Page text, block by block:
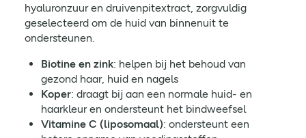
hyaluronzuur en druivenpitextract, zorgvuldig
geselecteerd om de huid van binnenuit te
ondersteunen.
Biotine en zink: helpen bij het behoud van
gezond haar, huid en nagels
Koper: draagt bij aan een normale huid- en
haarkleur en ondersteunt het bindweefsel
Vitamine C (liposomaal): ondersteunt een